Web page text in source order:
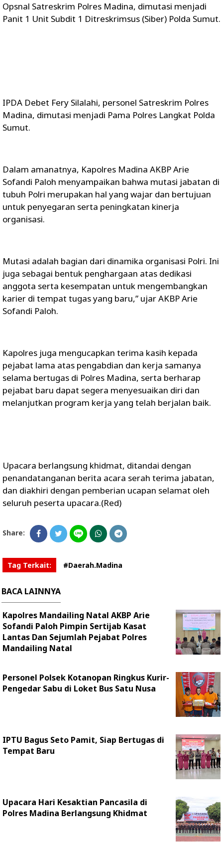
Opsnal Satreskrim Polres Madina, dimutasi menjadi
Panit 1 Unit Subdit 1 Ditreskrimsus (Siber) Polda Sumut.
IPDA Debet Fery Silalahi, personel Satreskrim Polres
Madina, dimutasi menjadi Pama Polres Langkat Polda
Sumut.
Dalam amanatnya, Kapolres Madina AKBP Arie
Sofandi Paloh menyampaikan bahwa mutasi jabatan di
tubuh Polri merupakan hal yang wajar dan bertujuan
untuk penyegaran serta peningkatan kinerja
organisasi.
Mutasi adalah bagian dari dinamika organisasi Polri. Ini
juga sebagai bentuk penghargaan atas dedikasi
anggota serta kesempatan untuk mengembangkan
karier di tempat tugas yang baru,” ujar AKBP Arie
Sofandi Paloh.
Kapolres juga mengucapkan terima kasih kepada
pejabat lama atas pengabdian dan kerja samanya
selama bertugas di Polres Madina, serta berharap
pejabat baru dapat segera menyesuaikan diri dan
melanjutkan program kerja yang telah berjalan baik.
Upacara berlangsung khidmat, ditandai dengan
penandatanganan berita acara serah terima jabatan,
dan diakhiri dengan pemberian ucapan selamat oleh
seluruh peserta upacara.(Red)
Share:
Tag Terkait: #Daerah.Madina
BACA LAINNYA
Kapolres Mandailing Natal AKBP Arie
Sofandi Paloh Pimpin Sertijab Kasat
Lantas Dan Sejumlah Pejabat Polres
Mandailing Natal
Personel Polsek Kotanopan Ringkus Kurir-
Pengedar Sabu di Loket Bus Satu Nusa
IPTU Bagus Seto Pamit, Siap Bertugas di
Tempat Baru
Upacara Hari Kesaktian Pancasila di
Polres Madina Berlangsung Khidmat